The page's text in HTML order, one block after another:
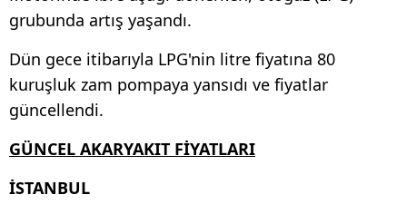
grubunda artış yaşandı.
Dün gece itibarıyla LPG'nin litre fiyatına 80
kuruşluk zam pompaya yansıdı ve fiyatlar
güncellendi.
GÜNCEL AKARYAKIT FİYATLARI
İSTANBUL